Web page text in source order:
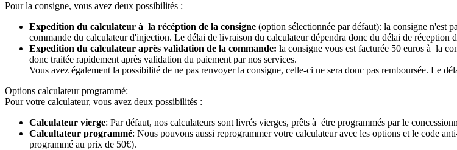
Pour la consigne, vous avez deux possibilités :
Expedition du calculateur à la récéption de la consigne (option sélectionnée par défaut): la consigne n'est
commande du calculateur d'injection. Le délai de livraison du calculateur dépendra donc du délai de réception
Expedition du calculateur après validation de la commande: la consigne vous est facturée 50 euros à la
donc traitée rapidement après validation du paiement par nos services.
Vous avez également la possibilité de ne pas renvoyer la consigne, celle-ci ne sera donc pas remboursée. Le
Options calculateur programmé:
Pour votre calculateur, vous avez deux possibilités :
Calculateur vierge: Par défaut, nos calculateurs sont livrés vierges, prêts à étre programmés par le
Calcultateur programmé: Nous pouvons aussi reprogrammer votre calculateur avec les options et le code
programmé au prix de 50€).